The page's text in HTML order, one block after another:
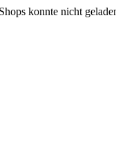
konnte nicht